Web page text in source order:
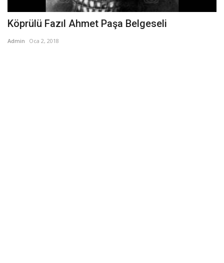
Köprülü Fazıl Ahmet Paşa Belgeseli
Admin Oca 2, 2018